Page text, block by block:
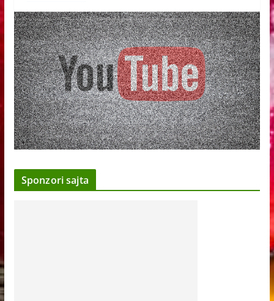
Sponzori sajta